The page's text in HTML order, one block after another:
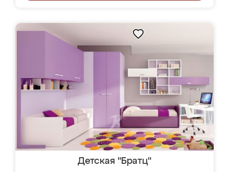
Детская "Братц"